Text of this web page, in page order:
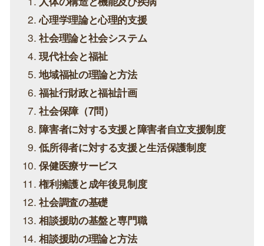
い。
社会福祉士試験の受験指定科目
社会福祉士国家試験は、全19の指定科目（19科目群）
と範囲が広いという特徴があり、計画的に試験対策を
すすめていく必要があります。
以下に、社会福祉士試験の19の指定科目を紹介しま
す。